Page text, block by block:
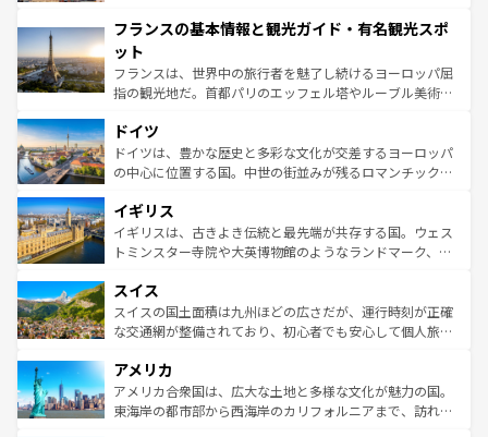
ませてくれるイタリアで、忘れられない旅をしてみよう！
なお、新着のイタリア情報は
しい。
文化が根付くこの国では、情熱的なフラメンコ、熱気あふ
れる闘牛、そして美味しいタパスが生活の一部となってい
る。首都マドリードの洗練された雰囲気や、バルセロナの
アートに溢れた街角から、地方では古代ローマ遺跡や中世
せる。地方によって風土や気候が異なるスペインはその個
性で訪れる人を魅了する。 なお、新着のスペイン情報は コ
ンテンツ一覧を参照してほしい。
フランスの基本情報と観光ガイド・有名観光スポ
ット
フランスは、世界中の旅行者を魅了し続けるヨーロッパ屈
指の観光地だ。首都パリのエッフェル塔やルーブル美術館
で、幅広い魅力が詰まっている。華麗な宮殿、歴史的な大
聖堂、美しいビーチ、そして豊かな自然が、訪れる者を心
から魅了する。また、フランスは美食の国としても知ら
いる。シャンパンの発祥地であるランス、プロヴァンスの
香り高いラベンダー畑など、多彩な楽しみ方が可能だ。さ
らに、パリ以外の地域にも魅力が溢れており、どの街角に
れる地方に足を運ぶとそれぞれで全く異なる文化を体験で
きるだろう。 なお、新着のフランス情報はコンテンツ一覧
を参照してほしい。
ドイツ
ドイツは、豊かな歴史と多彩な文化が交差するヨーロッパ
の中心に位置する国。中世の街並みが残るロマンチック街
顔を持つこの国は、どこを歩いても飽きることがない。ベ
ルリンの文化的活気、バイエルン州のアルプスの絶景、そ
してライン川沿いのワイン畑といった風景は必見。ビール
は、お酒好きな人にはぜひ体験してほしい。 なお、新着の
ドイツ情報はコンテンツ一覧を参照してほしい。
イギリス
イギリスは、古きよき伝統と最先端が共存する国。ウェス
トミンスター寺院や大英博物館のようなランドマーク、歴
リアごとに異なる魅力がある。また、優雅なアフタヌーン
ティー、ビール好きにはたまらない英国パブ、サッカー観
戦など、本場だからこそできる体験も豊富。イギリスを旅
ンツ一覧を参照してほしい。
スイス
スイスの国土面積は九州ほどの広さだが、運行時刻が正確
な交通網が整備されており、初心者でも安心して個人旅行
の建物がそのまま残る町や、スイスならではのユニークな
博物館もあり、アルプス観光だけでなく町歩きも満喫する
ことができる。国民の所得が高いため物価も高いが、旅行
アメリカ
アメリカ合衆国は、広大な土地と多様な文化が魅力の国。
東海岸の都市部から西海岸のカリフォルニアまで、訪れる